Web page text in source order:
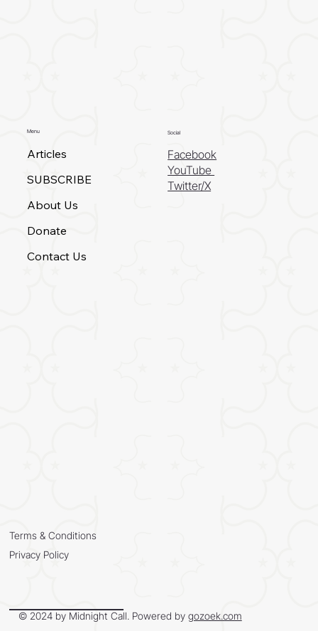
Menu
Articles
SUBSCRIBE
About Us
Donate
Contact Us
Social
Facebook
YouTube
Twitter/X
Terms & Conditions
Privacy Policy
© 2024 by Midnight Call. Powered by gozoek.com